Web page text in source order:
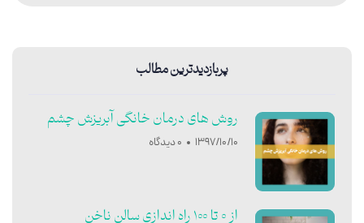
پربازدیدترین مطالب
روش های درمان خانگی آبریزش چشم
1397/10/10 0 دیدگاه
از 0 تا 100 راه اندازی سالن ناخن